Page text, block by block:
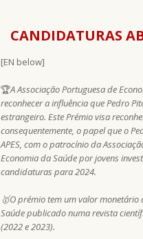
CANDIDATURAS
[EN below]
🏆A Associação Portuguesa de
reconhecer a influência que Pedro
estrangeiro. Este Prémio visa
consequentemente, o papel que o
APES, com o patrocínio da
Economia da Saúde por jovens
candidaturas para 2024.
🥇O prémio tem um valor monetário
Saúde publicado numa revista
(2022 e 2023).